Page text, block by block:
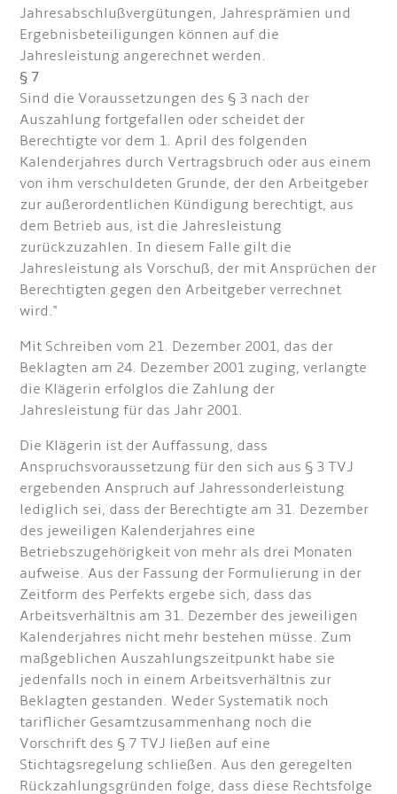
Jahresabschlußvergütungen, Jahresprämien und
Ergebnisbeteiligungen können auf die
Jahresleistung angerechnet werden.
§ 7
Sind die Voraussetzungen des § 3 nach der
Auszahlung fortgefallen oder scheidet der
Berechtigte vor dem 1. April des folgenden
Kalenderjahres durch Vertragsbruch oder aus einem
von ihm verschuldeten Grunde, der den Arbeitgeber
zur außerordentlichen Kündigung berechtigt, aus
dem Betrieb aus, ist die Jahresleistung
zurückzuzahlen. In diesem Falle gilt die
Jahresleistung als Vorschuß, der mit Ansprüchen der
Berechtigten gegen den Arbeitgeber verrechnet
wird."
Mit Schreiben vom 21. Dezember 2001, das der
Beklagten am 24. Dezember 2001 zuging, verlangte
die Klägerin erfolglos die Zahlung der
Jahresleistung für das Jahr 2001.
Die Klägerin ist der Auffassung, dass
Anspruchsvoraussetzung für den sich aus § 3 TVJ
ergebenden Anspruch auf Jahressonderleistung
lediglich sei, dass der Berechtigte am 31. Dezember
des jeweiligen Kalenderjahres eine
Betriebszugehörigkeit von mehr als drei Monaten
aufweise. Aus der Fassung der Formulierung in der
Zeitform des Perfekts ergebe sich, dass das
Arbeitsverhältnis am 31. Dezember des jeweiligen
Kalenderjahres nicht mehr bestehen müsse. Zum
maßgeblichen Auszahlungszeitpunkt habe sie
jedenfalls noch in einem Arbeitsverhältnis zur
Beklagten gestanden. Weder Systematik noch
tariflicher Gesamtzusammenhang noch die
Vorschrift des § 7 TVJ ließen auf eine
Stichtagsregelung schließen. Aus den geregelten
Rückzahlungsgründen folge, dass diese Rechtsfolge